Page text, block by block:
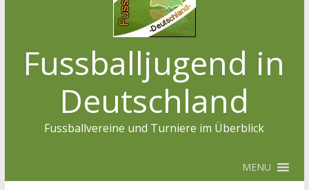
Fussballjugend in
Deutschland
Fussballvereine und Turniere im Überblick
MENU